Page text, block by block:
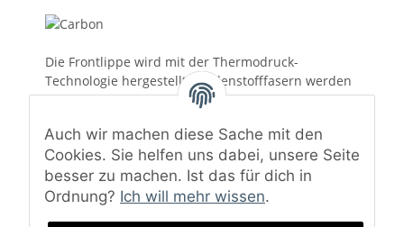
Die Frontlippe wird mit der Thermodruck-
Technologie hergestellt. Kohlenstofffasern werden
bei hoher Temperatur und hohem Druck gehärtet.
es sich um die modernste Methode der Carbon-
Herstellung, die eine hervorragende Wirkung
garantiert – sowohl hinsichtlich der Haltbarkeit als
auch der Optik.
Auch wir machen diese Sache mit den
Cookies. Sie helfen uns dabei, unsere Seite
besser zu machen. Ist das für dich in
Ordnung? Ich will mehr wissen.